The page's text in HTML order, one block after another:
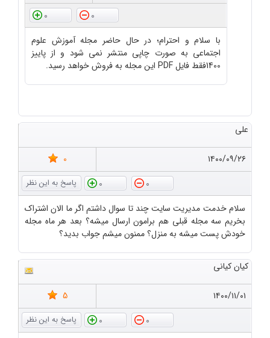
0
0
با سلام و احترام؛ در حال حاضر مجله آموزش علوم
اجتماعی به صورت چاپی منتشر نمی شود و از پاییز
1400فقط فایل PDF این مجله به فروش خواهد رسید.
علی
۱۴۰۰/۰۹/۲۶
0
0
0
سلام خدمت مدیریت سایت چند تا سوال داشتم اگر ما الان اشتراک
بخریم سه مجله قبلی هم برامون ارسال میشه؟ بعد هر ماه مجله
خودش پست میشه به منزل؟ ممنون میشم جواب بدید؟
کیان کیانی
۱۴۰۰/۱۱/۰۱
5
0
0